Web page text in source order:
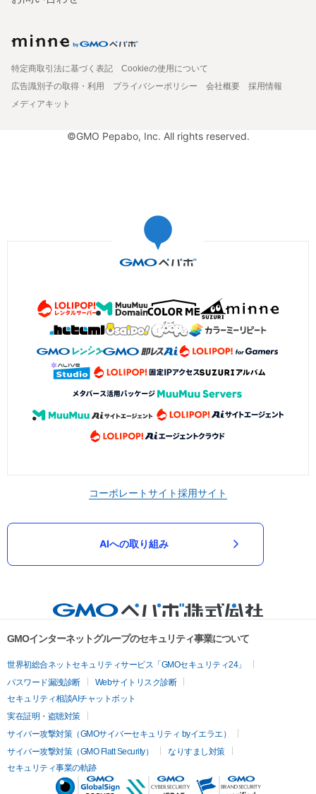
特定商取引法に基づく表記
Cookieの使用について
広告識別子の取得・利用
プライバシーポリシー 会社概要
採用情報
メディアキット
©GMO Pepabo, Inc. All rights reserved.
コーポレートサイト採用サイト
AIへの取り組み
GMOインターネットグループのセキュリティ事業について
世界初総合ネットセキュリティサービス「GMOセキュリティ24」
パスワード漏洩診断
Webサイトリスク診断
セキュリティ相談AIチャットボット
実在証明・盗聴対策
サイバー攻撃対策（GMOサイバーセキュリティ byイエラエ）
サイバー攻撃対策（GMO Flatt Security）
なりすまし対策
セキュリティ事業の軌跡